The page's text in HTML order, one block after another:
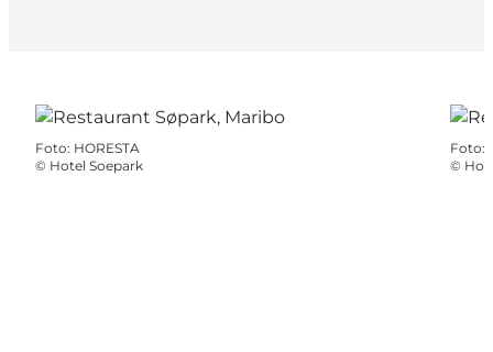
Foto: HORESTA
© Hotel Soepark
Foto:
©